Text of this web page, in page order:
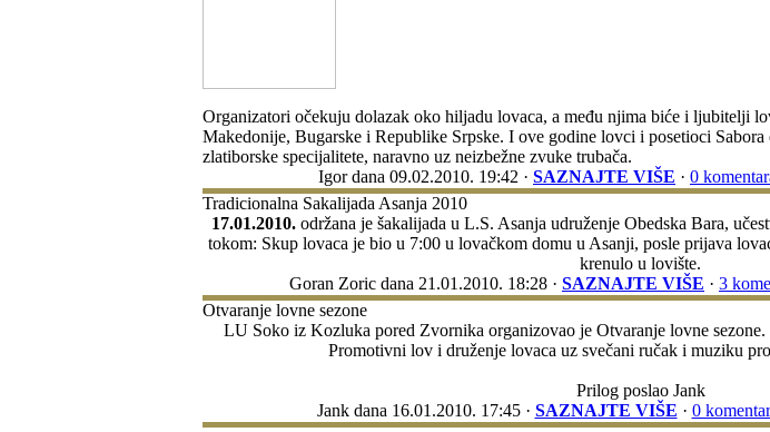
Organizatori očekuju dolazak oko hiljadu lovaca, a među njima biće i ljubitelji
Makedonije, Bugarske i Republike Srpske. I ove godine lovci i posetioci Sabora
zlatiborske specijalitete, naravno uz neizbežne zvuke trubača.
Igordana 09.02.2010. 19:42 · SAZNAJTE VIŠE · 0
Tradicionalna Sakalijada Asanja 2010
17.01.2010.održana je šakalijada u L.S. Asanja udruženje Obedska Bara,
tokom: Skup lovaca je bio u 7:00 u lovačkom domu u Asanji, posle prijava
krenulo u lovište.
Goran Zoric dana 21.01.2010. 18:28 · SAZNAJTE VIŠE · 3
Otvaranje lovne sezone
LU Soko iz Kozluka pored Zvornika organizovao je Otvaranje lovne
Promotivni lov i druženje lovaca uz svečani ručak i muziku
Prilog poslao Jank
Jankdana 16.01.2010. 17:45 · SAZNAJTE VIŠE · 0